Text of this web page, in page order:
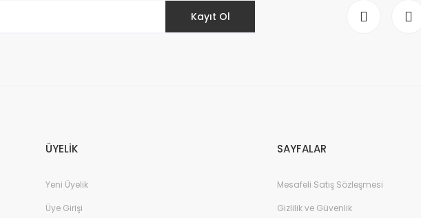
Kayıt Ol
ÜYELİK
Yeni Üyelik
Üye Girişi
SAYFALAR
Mesafeli Satış Sözleşmesi
Gizlilik ve Güvenlik